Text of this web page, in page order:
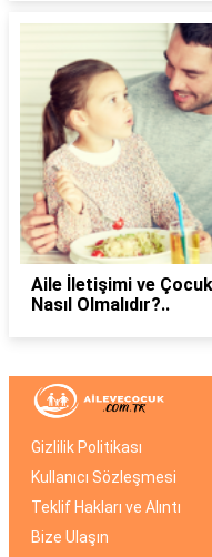
Aile İletişimi ve
Nasıl Olmalıdır?..
Gizlilik Politikası
Kullanıcı Sözleşmesi
Teklif Hakları ve Alıntı
Bize Ulaşın